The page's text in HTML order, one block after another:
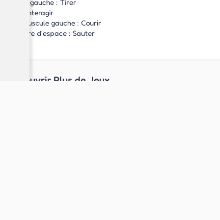
Clic gauche : Tirer
E : Interagir
Majuscule gauche : Courir
Barre d'espace : Sauter
Découvrir Plus de Jeux